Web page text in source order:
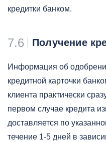
кредитки банком.
7.6 Получение
Информация об
кредитной карточки
клиента практически
первом случае кредита
доставляется по
течение 1-5 дней в